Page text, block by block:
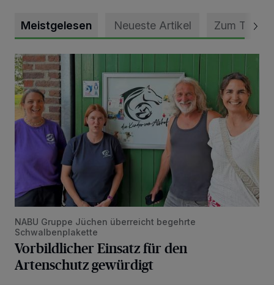
Meistgelesen Neueste Artikel Zum Thema
Vorbildlicher Einsatz für den Artenschutz gewürdigt
NABU Gruppe Jüchen überreicht begehrte
Schwalbenplakette
Vorbildlicher Einsatz für den
Artenschutz gewürdigt